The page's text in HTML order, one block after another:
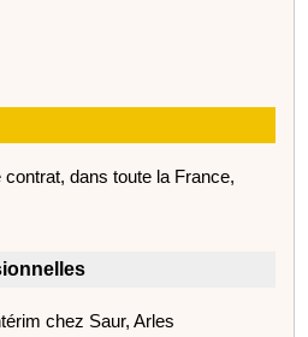
dans toute la France,
chez Saur, Arles